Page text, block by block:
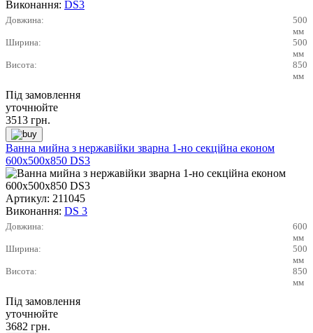
Виконання: DS3
Довжина:
500
мм
Ширина:
500
мм
Висота:
850
мм
Під замовлення
уточнюйте
3513 грн.
Ванна мийна з нержавійки зварна 1-но секційна економ
600х500х850 DS3
Артикул: 211045
Виконання: DS 3
Довжина:
600
мм
Ширина:
500
мм
Висота:
850
мм
Під замовлення
уточнюйте
3682 грн.